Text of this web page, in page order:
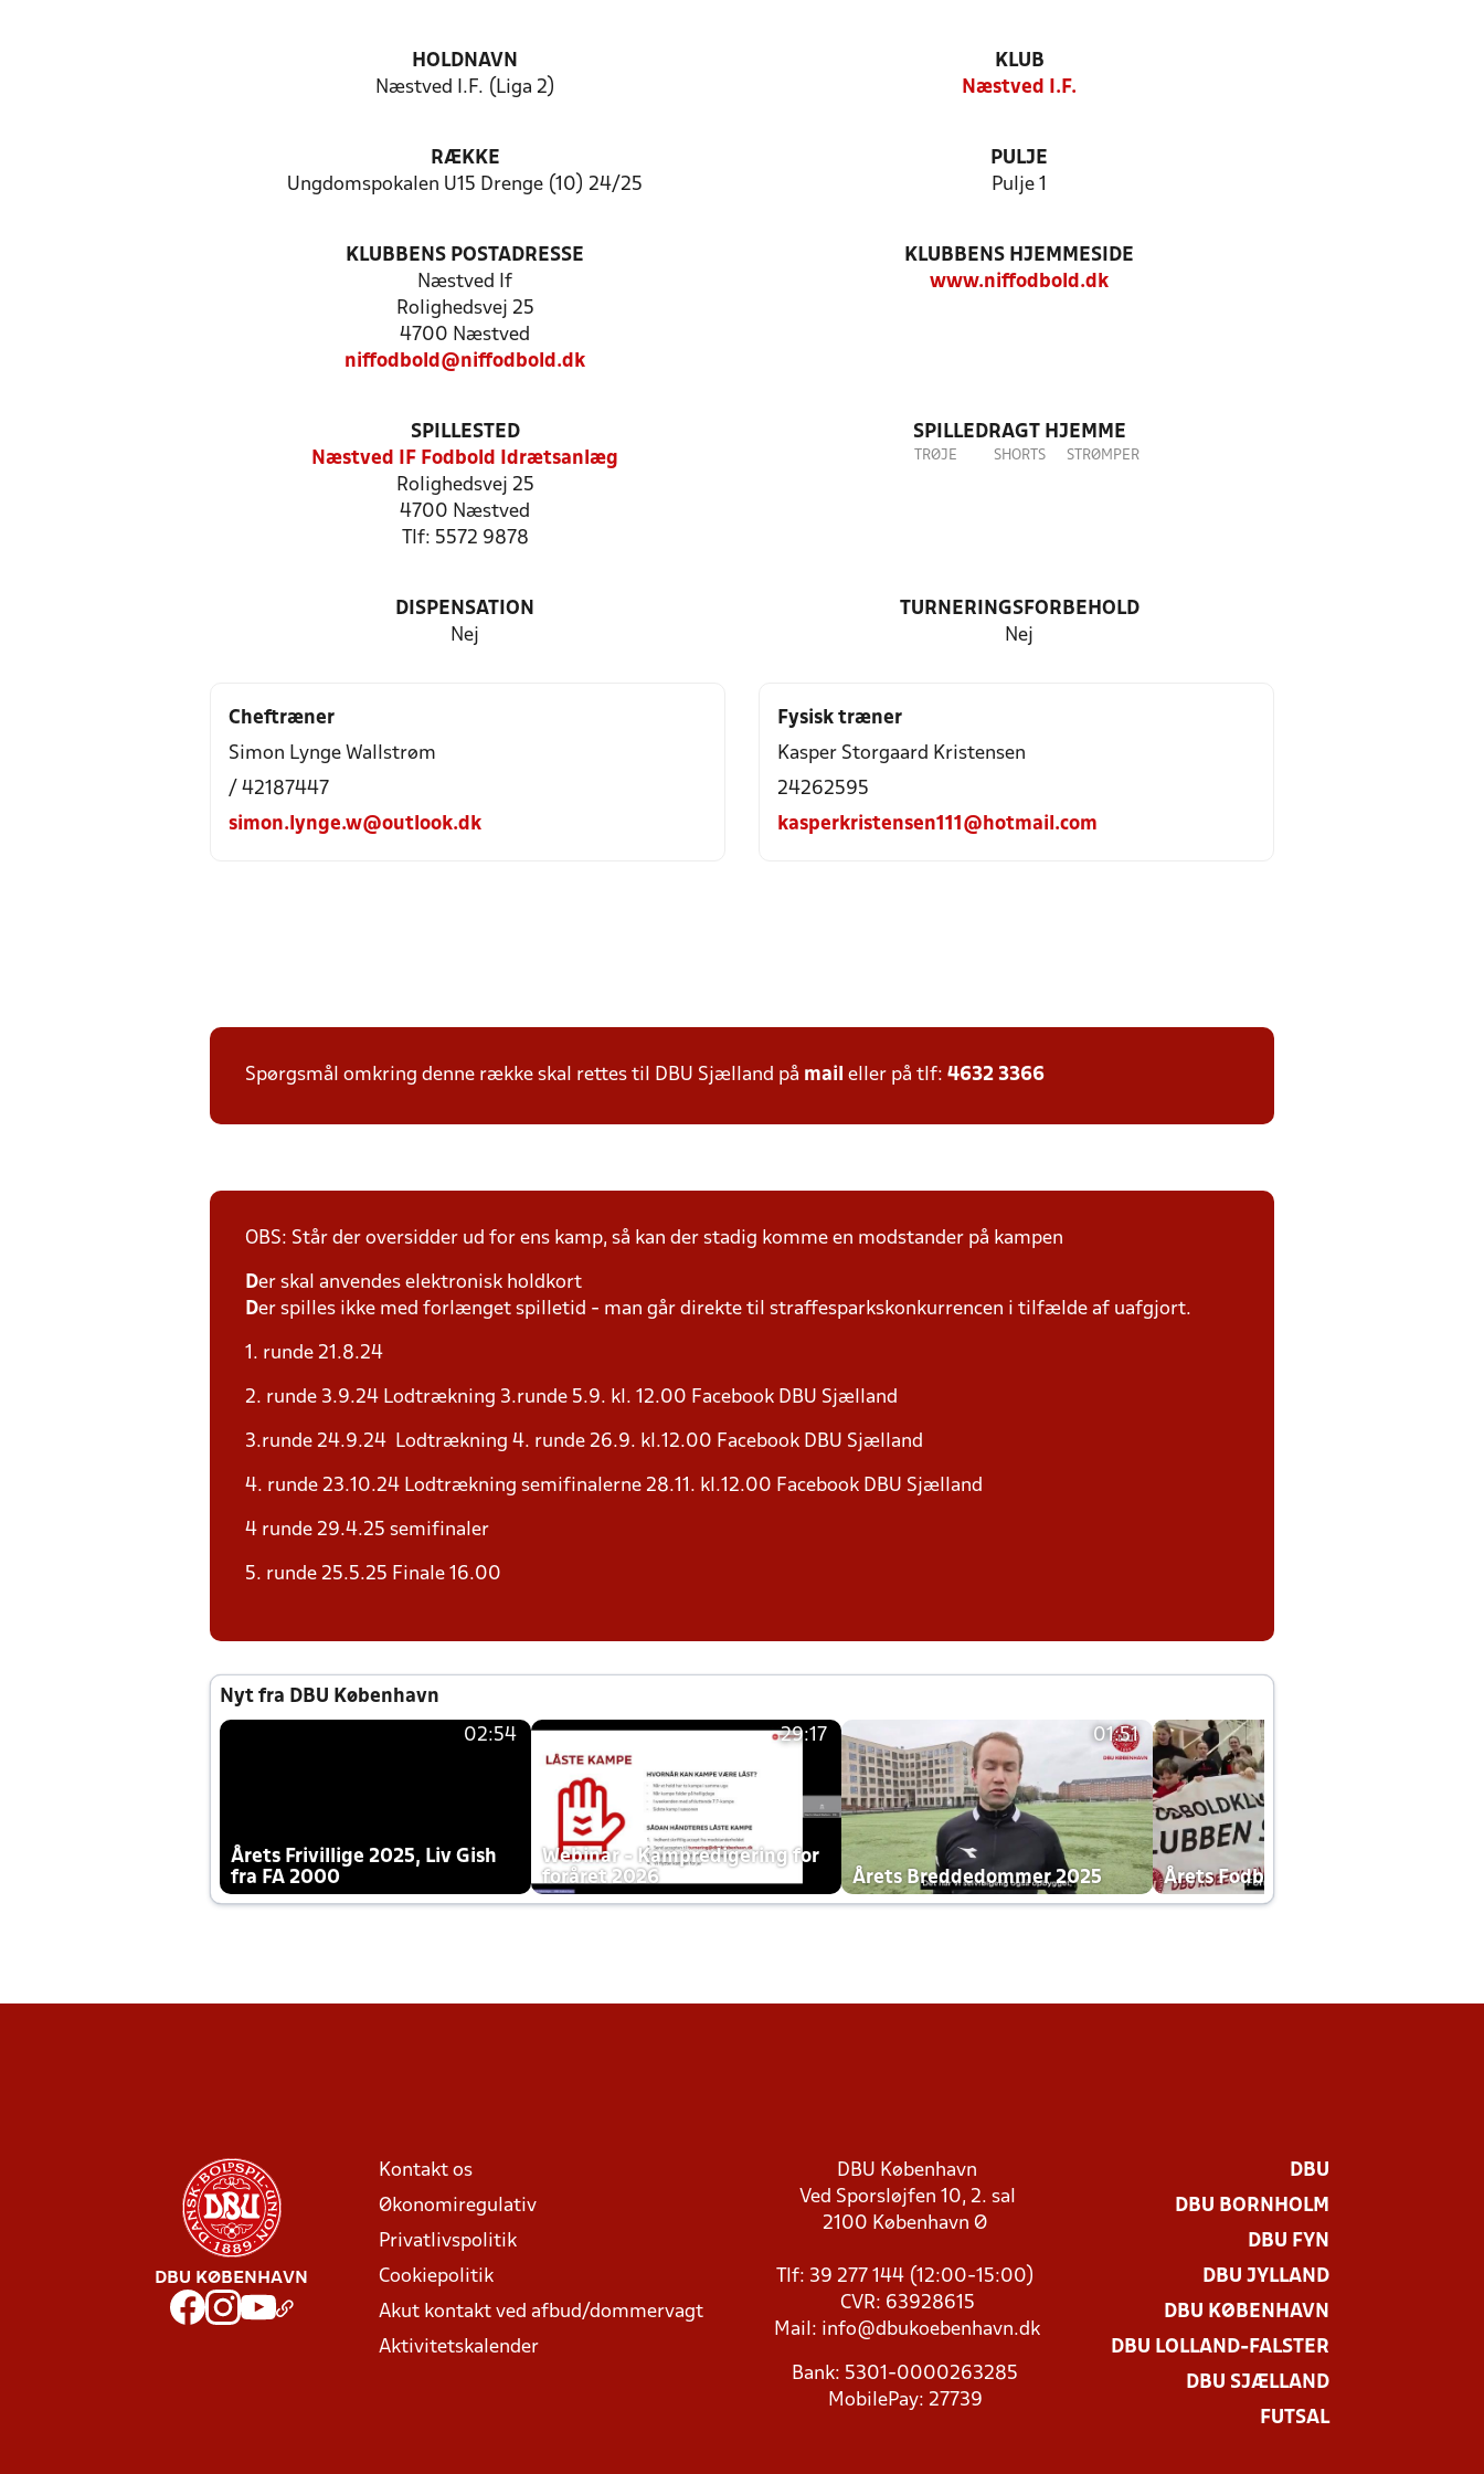
HOLDNAVN
Næstved I.F. (Liga 2)
KLUB
Næstved I.F.
RÆKKE
Ungdomspokalen U15 Drenge (10) 24/25
PULJE
Pulje 1
KLUBBENS POSTADRESSE
Næstved If
Rolighedsvej 25
4700 Næstved
niffodbold@niffodbold.dk
KLUBBENS HJEMMESIDE
www.niffodbold.dk
SPILLESTED
Næstved IF Fodbold Idrætsanlæg
Rolighedsvej 25
4700 Næstved
Tlf: 5572 9878
SPILLEDRAGT HJEMME
TRØJE SHORTS STRØMPER
DISPENSATION
Nej
TURNERINGSFORBEHOLD
Nej
Cheftræner
Simon Lynge Wallstrøm
/ 42187447
simon.lynge.w@outlook.dk
Fysisk træner
Kasper Storgaard Kristensen
24262595
kasperkristensen111@hotmail.com
Spørgsmål omkring denne række skal rettes til DBU Sjælland på mail eller på tlf: 4632 3366
OBS: Står der oversidder ud for ens kamp, så kan der stadig komme en modstander på kampen
Der skal anvendes elektronisk holdkort
Der spilles ikke med forlænget spilletid - man går direkte til straffesparkskonkurrencen i tilfælde af uafgjort.
1. runde 21.8.24
2. runde 3.9.24 Lodtrækning 3.runde 5.9. kl. 12.00 Facebook DBU Sjælland
3.runde 24.9.24 Lodtrækning 4. runde 26.9. kl.12.00 Facebook DBU Sjælland
4. runde 23.10.24 Lodtrækning semifinalerne 28.11. kl.12.00 Facebook DBU Sjælland
4 runde 29.4.25 semifinaler
5. runde 25.5.25 Finale 16.00
Nyt fra DBU København
02:54
Årets Frivillige 2025, Liv Gish
fra FA 2000
29:17
Webinar - Kampredigering for
foråret 2026
01:51
Årets Breddedommer 2025 Årets Fodboldklub 2025 mp4
DBU KØBENHAVN
Kontakt os
Økonomiregulativ
Privatlivspolitik
Cookiepolitik
Akut kontakt ved afbud/dommervagt
Aktivitetskalender
DBU København
Ved Sporsløjfen 10, 2. sal
2100 København Ø
Tlf: 39 277 144 (12:00-15:00)
CVR: 63928615
Mail: info@dbukoebenhavn.dk
Bank: 5301-0000263285
MobilePay: 27739
DBU
DBU BORNHOLM
DBU FYN
DBU JYLLAND
DBU KØBENHAVN
DBU LOLLAND-FALSTER
DBU SJÆLLAND
FUTSAL